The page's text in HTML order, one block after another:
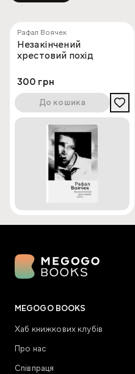
Рафал Воячек
Незакінчений
хрестовий похід
300 грн
До кошика
MEGOGO BOOKS
Хаб книжкових клубів
Про нас
Співпраця